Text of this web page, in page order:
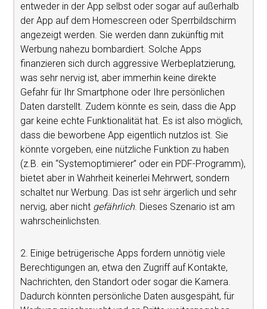
entweder in der App selbst oder sogar auf außerhalb
der App auf dem Homescreen oder Sperrbildschirm
angezeigt werden. Sie werden dann zukünftig mit
Werbung nahezu bombardiert. Solche Apps
finanzieren sich durch aggressive Werbeplatzierung,
was sehr nervig ist, aber immerhin keine direkte
Gefahr für Ihr Smartphone oder Ihre persönlichen
Daten darstellt. Zudem könnte es sein, dass die App
gar keine echte Funktionalität hat. Es ist also möglich,
dass die beworbene App eigentlich nutzlos ist. Sie
könnte vorgeben, eine nützliche Funktion zu haben
(z.B. ein “Systemoptimierer” oder ein PDF-Programm),
bietet aber in Wahrheit keinerlei Mehrwert, sondern
schaltet nur Werbung. Das ist sehr ärgerlich und sehr
nervig, aber nicht gefährlich. Dieses Szenario ist am
wahrscheinlichsten.
2. Einige betrügerische Apps fordern unnötig viele
Berechtigungen an, etwa den Zugriff auf Kontakte,
Nachrichten, den Standort oder sogar die Kamera.
Dadurch könnten persönliche Daten ausgespäht, für